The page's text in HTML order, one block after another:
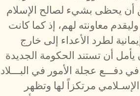
أن يحظى بشيء لصالح الإسلام
معاونته لهم، إذ كما كانت
لطرد الأعداء إلى خارج
يأمل أن تستند الحكومة الجديدة
دفـــع عجلة الأمور في البـــلاد
مرتكزاً لها وتظهر